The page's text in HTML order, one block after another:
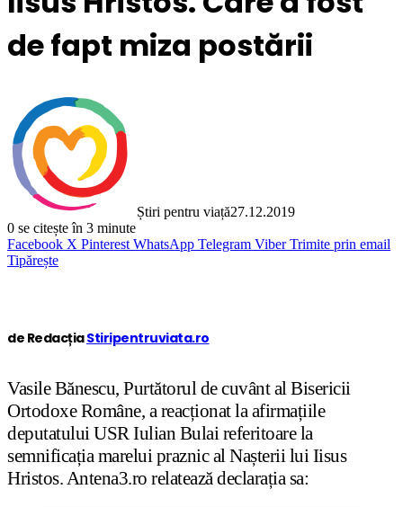
de fapt miza postării
Știri pentru viață27.12.2019
0 se citește în 3 minute
Facebook X Pinterest WhatsApp Telegram Viber Trimite prin email
Tipărește
de RedacțiaStiripentruviata.ro
Vasile Bănescu, Purtătorul de cuvânt al Bisericii
Ortodoxe Române, a reacționat la afirmațiile
deputatului USR Iulian Bulai referitoare la
semnificația marelui praznic al Nașterii lui Iisus
Hristos. Antena3.ro relatează declarația sa: